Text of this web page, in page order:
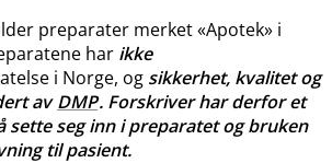
preparater merket «Apotek» i
har ikke
i Norge, og sikkerhet, kvalitet og
avDMP. Forskriver har derfor et
sette seg inn i preparatet og bruken
til pasient.